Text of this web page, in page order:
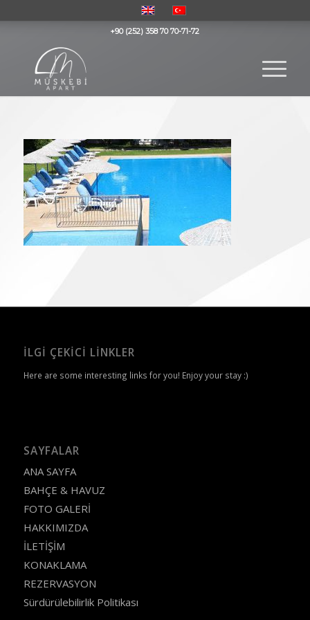
+90 (252) 358 70 70-71-72
İLGI ÇEKICI LINKLER
Here are some interesting links for you! Enjoy your stay :)
SAYFALAR
ANA SAYFA
BAHÇE & HAVUZ
FOTO GALERİ
HAKKIMIZDA
İLETİŞİM
KONAKLAMA
REZERVASYON
Sürdürülebilirlik Politikası